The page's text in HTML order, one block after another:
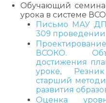
Обучающий
урока в системе
Письмо МАУ
309
ВСОКО.
достижения
уроке,
старший
развития
Оценка